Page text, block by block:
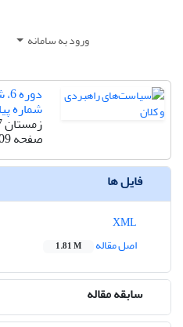
ورود به سامانه
شماره
زمستان 1397
صفحه
فایل ها
اصل مقاله
1.81 M
سابقه مقاله